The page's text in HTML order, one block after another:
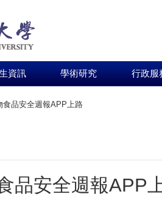
資訊 學術研究 行政服
食品安全週報APP上路
品安全週報APP